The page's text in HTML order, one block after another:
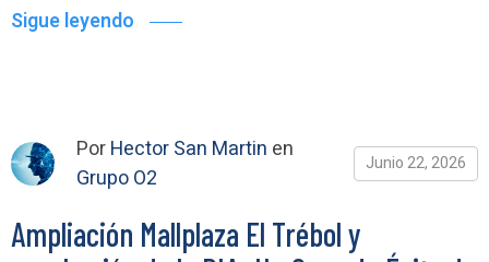
Sigue leyendo
PorHector San Martin en
Grupo O2
Junio 22, 2026
Ampliación Mallplaza El Trébol y